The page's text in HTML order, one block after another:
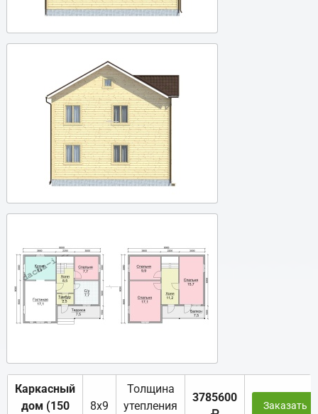
Каркасный
дом (150
8х9
Толщина
утепления
3785600
Заказать